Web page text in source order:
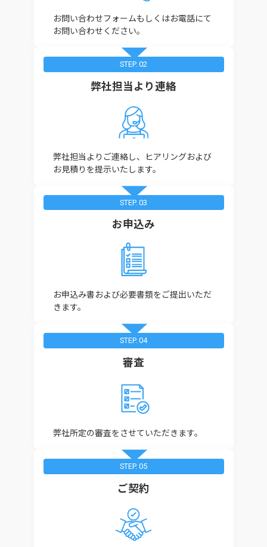
お問い合わせフォームもしくはお電話にて
お問い合わせください。
STEP. 02
弊社担当より連絡
弊社担当よりご連絡し、ヒアリングおよび
お見積りを提示いたします。
STEP. 03
お申込み
お申込み書および必要書類をご提出いただ
きます。
STEP. 04
審査
弊社所定の審査をさせていただきます。
STEP. 05
ご契約